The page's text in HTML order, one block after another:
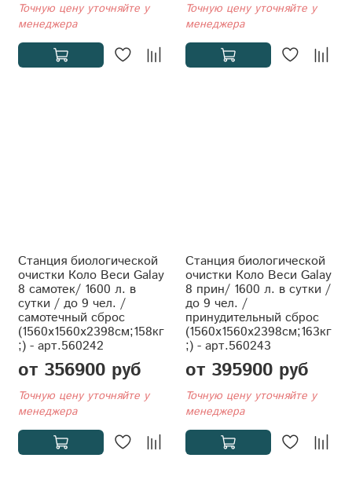
Точную цену уточняйте у
менеджера
Точную цену уточняйте у
менеджера
Станция биологической
очистки Коло Веси Galay
8 самотек/ 1600 л. в
сутки / до 9 чел. /
самотечный сброс
(1560x1560x2398см;158кг
;) - арт.560242
от 356900 руб
Точную цену уточняйте у
менеджера
Станция биологической
очистки Коло Веси Galay
8 прин/ 1600 л. в сутки /
до 9 чел. /
принудительный сброс
(1560x1560x2398см;163кг
;) - арт.560243
от 395900 руб
Точную цену уточняйте у
менеджера